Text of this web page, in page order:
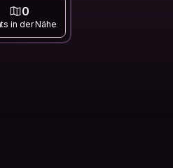
0
in der Nähe